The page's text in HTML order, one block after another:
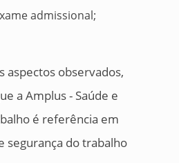
admissional;
aspectos observados,
a Amplus - Saúde e
é referência em
segurança do trabalho